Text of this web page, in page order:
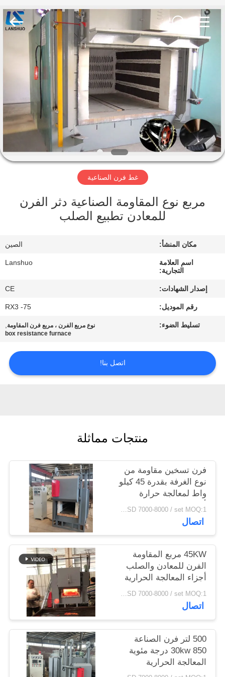
بيت
منتجات
معلومات
عنا
جولة
المعمل
جودة
اتصل
أخبار
اطلب
اقتباس
سياسة
الخصوصية
Electronics
Rights
Reserved.
غط فرن الصناعية
مربع نوع المقاومة الصناعية دثر الفرن
للمعادن تطبيع الصلب
مكان المنشأ: الصين
اسم العلامة
التجارية:
Lanshuo
إصدار الشهادات: CE
رقم الموديل: RX3 -75
تسليط الضوء: نوع مربع الفرن ، مربع فرن المقاومة,
box resistance furnace
اتصل بنا!
منتجات مماثلة
فرن تسخين مقاومة من
نوع الغرفة بقدرة 45 كيلو
واط لمعالجة حرارة
أجزاء الفولاذ
USD 7000-8000 / set MOQ:1 مجموعة
اتصال
45KW مربع المقاومة
الفرن للمعادن والصلب
أجزاء المعالجة الحرارية
USD 7000-8000 / set MOQ:1 مجموعة
اتصال
500 لتر فرن الصناعة
30kw 850 درجة مئوية
المعالجة الحرارية